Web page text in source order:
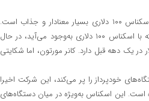
از نگاه کولبی، یک اسکناس یک‌دلاری خیلی به نظر نمی‌رسد؛ اما یک اسکناس ۱۰۰ دلاری بسیار معنادار و جذاب است.
باتوجه به اینکه تورم هنوز در سطوح بالایی قرار دارد، احساس ارزشی که با اسکناس ۱۰۰ دلاری به‌وجود می‌آید، در حال
یک اسکناس ۱۰۰ دلاری امروزه قدرت خریدی معادل ۷۶ دلار در یک دهه قبل دارد. کانر مورتون، اما شکایتی
خودپرداز را پر می‌کند، این شرکت اخیرا
اسکناس‌های ۱۰۰ دلاری بارگذاری کرده است. این اسکناس به‌ویژه در میان دستگاه‌های